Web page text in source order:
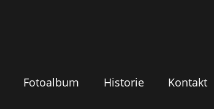
Fotoalbum Historie Kontakt